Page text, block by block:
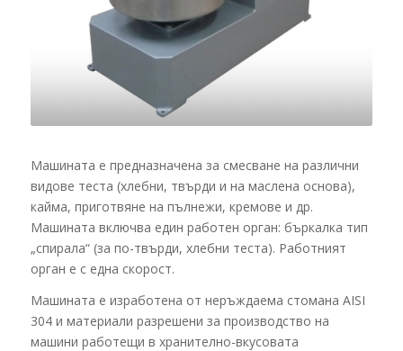
Машината е предназначена за смесване на различни
видове теста (хлебни, твърди и на маслена основа),
кайма, приготвяне на пълнежи, кремове и др.
Машината включва един работен орган: бъркалка тип
„спирала“ (за по-твърди, хлебни теста). Работният
орган е с една скорост.
Машината е изработена от неръждаема стомана AISI
304 и материали разрешени за производство на
машини работещи в хранително-вкусовата